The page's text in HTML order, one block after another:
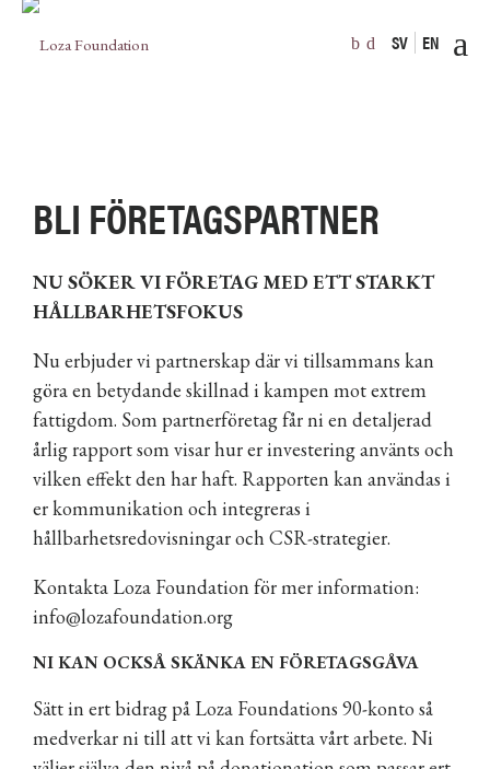
SV EN
BLI FÖRETAGSPARTNER
NU SÖKER VI FÖRETAG MED ETT STARKT
HÅLLBARHETSFOKUS
Nu erbjuder vi partnerskap där vi tillsammans kan
göra en betydande skillnad i kampen mot extrem
fattigdom. Som partnerföretag får ni en detaljerad
årlig rapport som visar hur er investering använts och
vilken effekt den har haft. Rapporten kan användas i
er kommunikation och integreras i
hållbarhetsredovisningar och CSR-strategier.
Kontakta Loza Foundation för mer information:
info@lozafoundation.org
NI KAN OCKSÅ SKÄNKA EN FÖRETAGSGÅVA
Sätt in ert bidrag på Loza Foundations 90-konto så
medverkar ni till att vi kan fortsätta vårt arbete. Ni